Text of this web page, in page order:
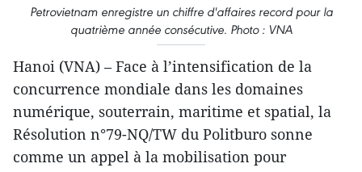
Petrovietnam enregistre un chiffre d'affaires record pour la
quatrième année consécutive. Photo : VNA
Hanoi (VNA) – Face à l’intensification de la
concurrence mondiale dans les domaines
numérique, souterrain, maritime et spatial, la
Résolution n°79-NQ/TW du Politburo sonne
comme un appel à la mobilisation pour